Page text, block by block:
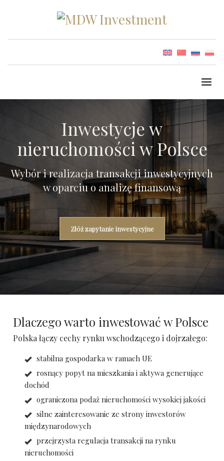
Inwestycje w
nieruchomości w Polsce
Wybór i realizacja transakcji inwestycyjnych
w oparciu o analizę finansową
Złóż zapytanie inwestycyjne
Dlaczego warto inwestować w Polsce
Polska łączy cechy rynku wschodzącego i dojrzałego:
stabilna gospodarka w ramach UE
rosnący popyt na mieszkania i aktywa generujące
dochód
ograniczona podaż nieruchomości wysokiej jakości
silne zainteresowanie ze strony inwestorów
międzynarodowych
przejrzysta regulacja transakcji na rynku
nieruchomości